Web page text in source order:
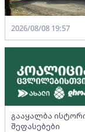
2026/08/08 19:57
გააყალბა
შეფასებები